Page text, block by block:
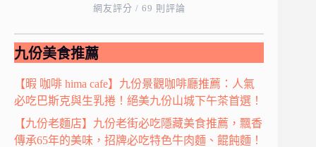
網友評分 / 69 則評論
九份美食推薦
【暇 咖啡 hima cafe】九份景觀咖啡廳推薦：人氣
必吃巴斯克與生乳捲！絕美九份山城下午茶首選！
【九份老麵店】九份老街必吃隱藏美食推薦，飄香
傳承65年的美味，招牌必吃特色牛肉麵、餛飩麵！